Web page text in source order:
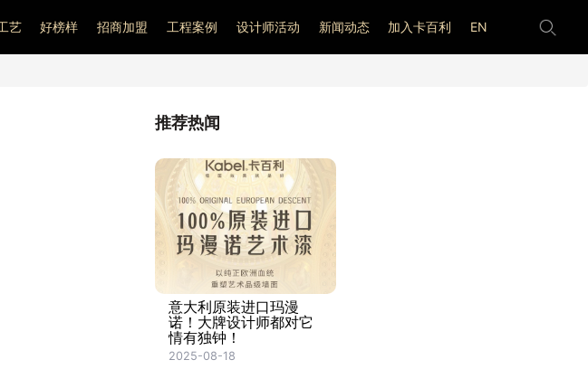
艺 好榜样 招商加盟 工程案例 设计师活动 新闻动态 加入卡百利 EN
推荐热闻
意大利原装进口玛漫
诺！大牌设计师都对它
情有独钟！
2025-08-18